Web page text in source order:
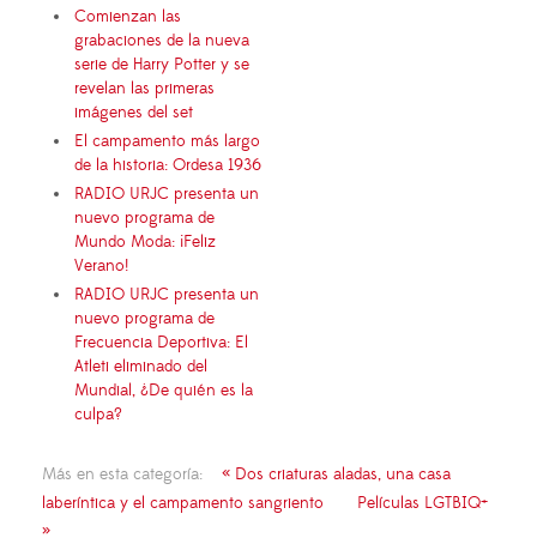
Comienzan las
grabaciones de la nueva
serie de Harry Potter y se
revelan las primeras
imágenes del set
El campamento más largo
de la historia: Ordesa 1936
RADIO URJC presenta un
nuevo programa de
Mundo Moda: ¡Feliz
Verano!
RADIO URJC presenta un
nuevo programa de
Frecuencia Deportiva: El
Atleti eliminado del
Mundial, ¿De quién es la
culpa?
Más en esta categoría:
« Dos criaturas aladas, una casa
laberíntica y el campamento sangriento
Películas LGTBIQ+
»